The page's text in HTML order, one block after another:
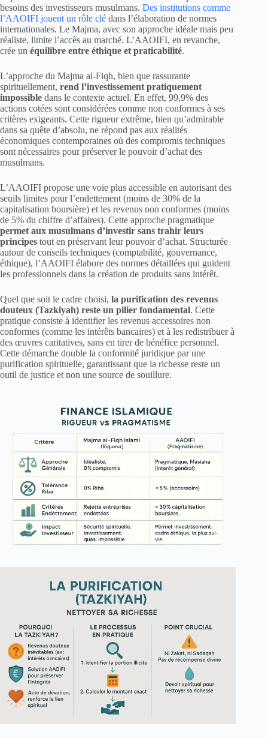
besoins des investisseurs musulmans. Des institutions comme
l’AAOIFI jouent un rôle clé dans l’élaboration de normes
internationales. Le Majma, avec son approche idéale mais peu
réaliste, limite l’accès au marché. L’AAOIFI, en revanche,
crée un équilibre entre éthique et praticabilité.
L’approche du Majma al-Fiqh, bien que rassurante
spirituellement, rend l’investissement pratiquement
impossible dans le contexte actuel. En effet, 99,9% des
actions cotées sont considérées comme non conformes à ses
critères exigeants. Cette rigueur extrême, bien qu’admirable
dans sa quête d’absolu, ne répond pas aux réalités
économiques contemporaines où des compromis techniques
sont nécessaires pour préserver le pouvoir d’achat des
musulmans.
L’AAOIFI propose une voie plus accessible en autorisant des
seuils limites pour l’endettement (moins de 30% de la
capitalisation boursière) et les revenus non conformes (moins
de 5% du chiffre d’affaires). Cette approche pragmatique
permet aux musulmans d’investir sans trahir leurs
principes tout en préservant leur pouvoir d’achat. Structurée
autour de conseils techniques (comptabilité, gouvernance,
éthique), l’AAOIFI élabore des normes détaillées qui guident
les professionnels dans la création de produits sans intérêt.
Quel que soit le cadre choisi, la purification des revenus
douteux (Tazkiyah) reste un pilier fondamental. Cette
pratique consiste à identifier les revenus accessoires non
conformes (comme les intérêts bancaires) et à les redistribuer à
des œuvres caritatives, sans en tirer de bénéfice personnel.
Cette démarche double la conformité juridique par une
purification spirituelle, garantissant que la richesse reste un
outil de justice et non une source de souillure.